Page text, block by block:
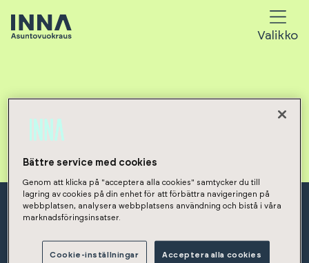
Valikko
Bättre service med cookies
Genom att klicka på "acceptera alla cookies" samtycker du till
lagring av cookies på din enhet för att förbättra navigeringen på
webbplatsen, analysera webbplatsens användning och bistå i våra
marknadsföringsinsatser.
Cookie-inställningar Acceptera alla cookies